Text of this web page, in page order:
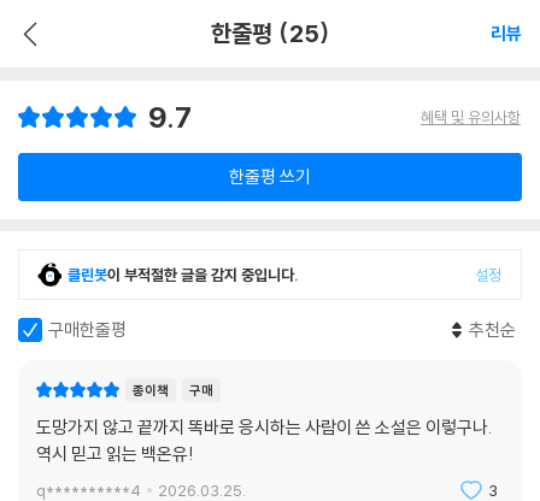
한줄평 (25) 리뷰
9.7 혜택 및 유의사항
한줄평 쓰기
클린봇이 부적절한 글을 감지 중입니다. 설정
구매한줄평 추천순
종이책 구매
도망가지 않고 끝까지 똑바로 응시하는 사람이 쓴 소설은 이렇구나.
역시 믿고 읽는 백온유!
q**********4 2026.03.25. 3